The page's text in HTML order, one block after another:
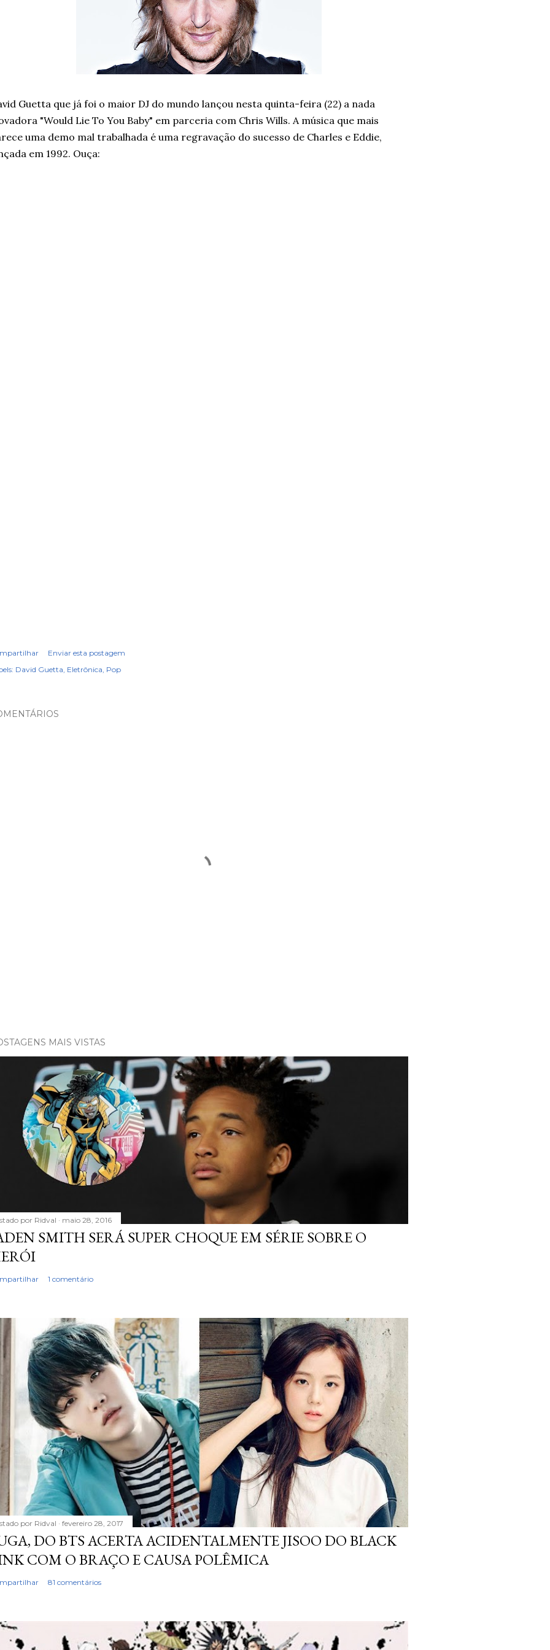
Guetta que já foi o maior DJ do mundo lançou nesta quinta-feira (22) a nada
"Would Lie To You Baby" em parceria com Chris Wills. A música que mais
uma demo mal trabalhada é uma regravação do sucesso de Charles e Eddie,
em 1992. Ouça:
Enviar esta postagem
David Guetta Eletrônica Pop
MAIS VISTAS
por Ridval maio 28, 2016
SMITH SERÁ SUPER CHOQUE EM SÉRIE SOBRE O
1 comentário
por Ridval fevereiro 28, 2017
DO BTS ACERTA ACIDENTALMENTE JISOO DO BLACK
COM O BRAÇO E CAUSA POLÊMICA
81 comentários